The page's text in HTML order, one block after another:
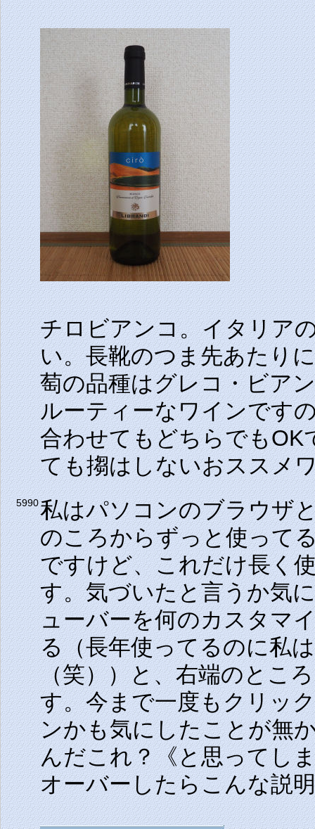
チロビアンコ。イタリア
い。長靴のつま先あたり
萄の品種はグレコ・ビア
ルーティーなワインです
合わせてもどちらでもOK
ても搊はしないおススメ
5990私はパソコンのブラウザ
のころからずっと使って
ですけど、これだけ長く
す。気づいたと言うか気
ューバーを何のカスタマ
る（長年使ってるのに私
（笑））と、右端のとこ
す。今まで一度もクリッ
ンかも気にしたことが無
んだこれ？《と思ってし
オーバーしたらこんな説